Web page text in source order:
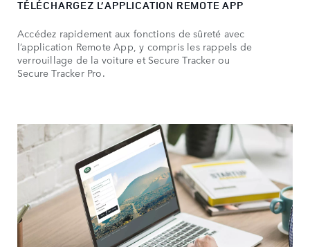
TÉLÉCHARGEZ L’APPLICATION REMOTE APP
Accédez rapidement aux fonctions de sûreté avec
l’application Remote App, y compris les rappels de
verrouillage de la voiture et Secure Tracker ou
Secure Tracker Pro.